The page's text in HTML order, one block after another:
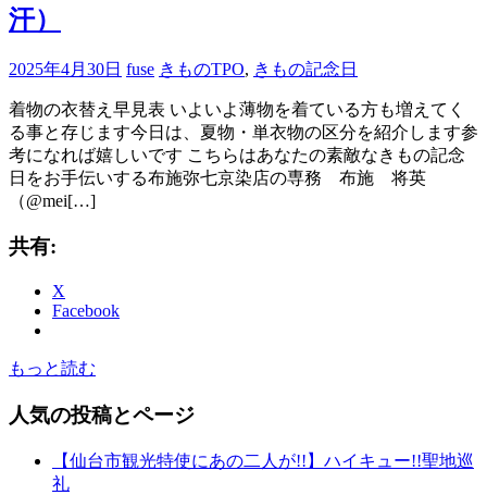
汗）
2025年4月30日 fuse きものTPO, きもの記念日
着物の衣替え早見表 いよいよ薄物を着ている方も増えてく
る事と存じます今日は、夏物・単衣物の区分を紹介します参
考になれば嬉しいです こちらはあなたの素敵なきもの記念
日をお手伝いする布施弥七京染店の専務 布施 将英
（@mei[…]
共有:
X
Facebook
もっと読む
人気の投稿とページ
【仙台市観光特使にあの二人が!!】ハイキュー!!聖地巡
礼